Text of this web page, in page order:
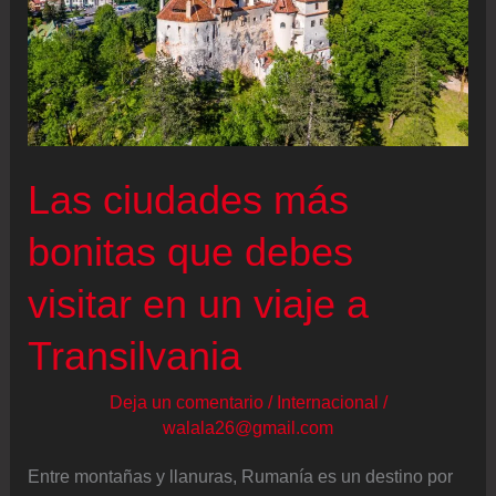
Las ciudades más
bonitas que debes
visitar en un viaje a
Transilvania
Deja un comentario / Internacional /
walala26@gmail.com
Entre montañas y llanuras, Rumanía es un destino por